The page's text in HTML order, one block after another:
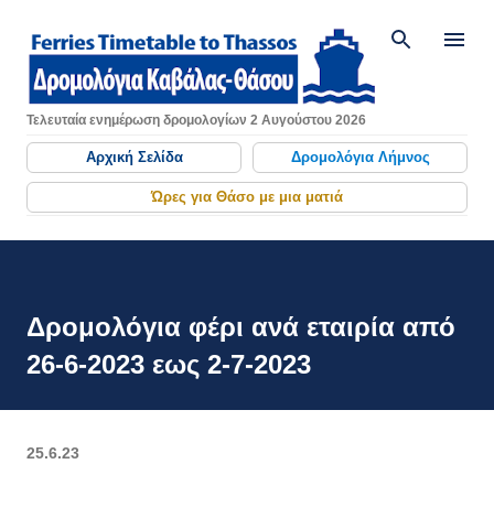
Μετάβαση στο κύριο περιεχόμενο
Τελευταία ενημέρωση δρομολογίων 2 Αυγούστου 2026
Αρχική Σελίδα Δρομολόγια Λήμνος
Ώρες για Θάσο με μια ματιά
Δρομολόγια φέρι ανά εταιρία από
26-6-2023 εως 2-7-2023
25.6.23